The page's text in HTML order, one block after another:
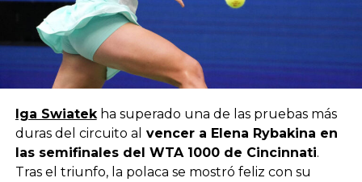
Iga Swiatekha superado una de las pruebas más
duras del circuito al vencer a Elena Rybakina en
las semifinales del WTA 1000 de Cincinnati.
Tras el triunfo, la polaca se mostró feliz con su